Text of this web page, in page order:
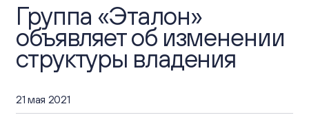
О компании
Профиль компании
Обзор бизнеса
Корпоративное управление
Собрания акционеров
Инвесторам
Группа «Эталон»
объявляет об изменении
структуры владения
21 мая 2021